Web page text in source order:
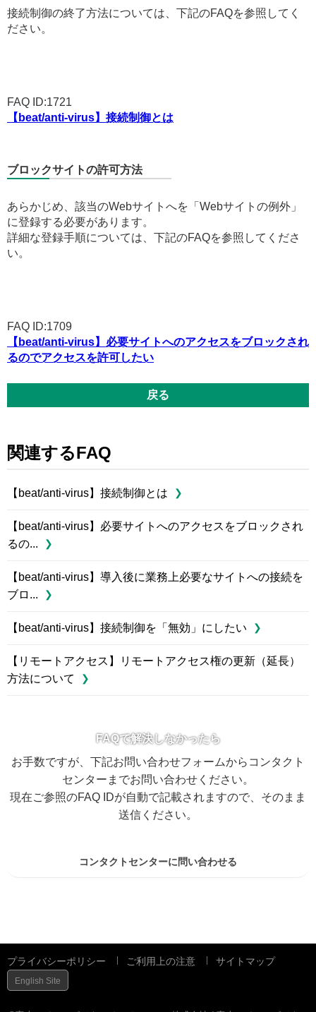
接続制御の終了方法については、下記のFAQを参照してく
ださい。
FAQ ID:1721
【beat/anti-virus】接続制御とは
ブロックサイトの許可方法
あらかじめ、該当のWebサイトへを「Webサイトの例外」
に登録する必要があります。
詳細な登録手順については、下記のFAQを参照してくださ
い。
FAQ ID:1709
【beat/anti-virus】必要サイトへのアクセスをブロックされ
るのでアクセスを許可したい
戻る
関連するFAQ
【beat/anti-virus】接続制御とは
【beat/anti-virus】必要サイトへのアクセスをブロックされ
るの...
【beat/anti-virus】導入後に業務上必要なサイトへの接続を
ブロ...
【beat/anti-virus】接続制御を「無効」にしたい
【リモートアクセス】リモートアクセス権の更新（延長）
方法について
FAQで解決しなかったら
お手数ですが、下記お問い合わせフォームからコンタクト
センターまでお問い合わせください。
現在ご参照のFAQ IDが自動で記載されますので、そのまま
送信ください。
コンタクトセンターに問い合わせる
プライバシーポリシー ご利用上の注意 サイトマップ
English Site